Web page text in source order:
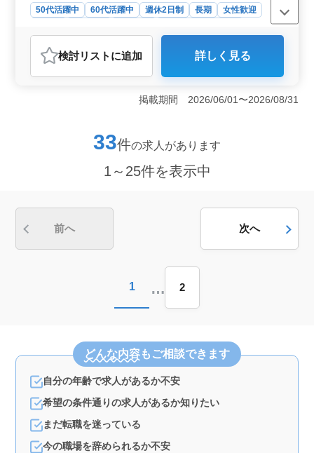
ア世代が活躍出来る環境です♪ ・雰囲気がと
ても良い事務所です！ いつでもご応募おま
ちしております！◯
50代活躍中 60代活躍中 週休2日制 長期
女性歓迎
おすすめポイント
＜ベテラン応援＞ 経験者優遇しています。若手がベテ
ランの指導を必要としており、ベテランの知識と経験を
求めています。シニア世代が存分に経験を活かし、新た
は即日勤務・長期勤務が可能で、安定感抜群のお仕事で
す。 ＜幅広い業務＞ 労働社会保険手続きや給与計
ります。人材育成や制度制定にも携わり、多岐にわたる
な雰囲気で働きやすさがあります。長く働ける環境を整
検討リスト に追加 詳しく見る
掲載期間 2026/06/01〜2026/08/31
33件の求人があります
1～25件を表示中
前へ 次へ
1 … 2
どんな内容もご相談できます
自分の年齢で求人があるか不安
希望の条件通りの求人があるか知りたい
まだ転職を迷っている
今の職場を辞められるか不安